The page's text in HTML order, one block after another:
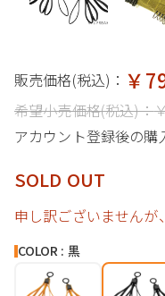
販売価格(税込)： ￥
希望小売価格(税込)：
アカウント登録後の購
SOLD OUT
申し訳ございませんが
COLOR : 黒